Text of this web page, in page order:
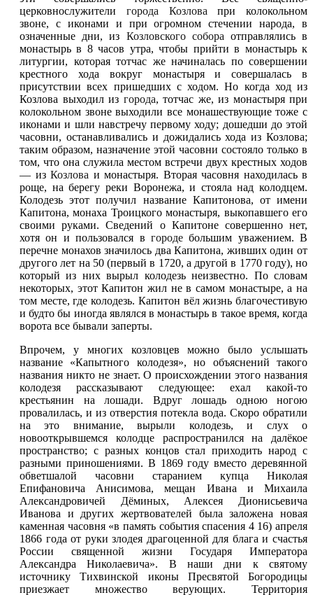
церковнослужители города Козлова при колокольном
звоне, с иконами и при огромном стечении народа, в
означенные дни, из Козловского собора отправлялись в
монастырь в 8 часов утра, чтобы прийти в монастырь к
литургии, которая тотчас же начиналась по совершении
крестного хода вокруг монастыря и совершалась в
присутствии всех пришедших с ходом. Но когда ход из
Козлова выходил из города, тотчас же, из монастыря при
колокольном звоне выходили все монашествующие тоже с
иконами и шли навстречу первому ходу; дошедши до этой
часовни, останавливались и дожидались хода из Козлова;
таким образом, назначение этой часовни состояло только в
том, что она служила местом встречи двух крестных ходов
— из Козлова и монастыря. Вторая часовня находилась в
роще, на берегу реки Воронежа, и стояла над колодцем.
Колодезь этот получил название Капитонова, от имени
Капитона, монаха Троицкого монастыря, выкопавшего его
своими руками. Сведений о Капитоне совершенно нет,
хотя он и пользовался в городебольшим уважением. В
перечне монахов значилось два Капитона, живших один от
другого лет на 50 (первый в 1720, а другой в 1770 году), но
который из них вырыл колодезь неизвестно. По словам
некоторых, этот Капитон жил не в самом монастыре, а на
том месте, где колодезь. Капитон вёл жизнь благочестивую
и будто бы иногда являлся в монастырь в такое время, когда
ворота все бывали заперты.
Впрочем, у многих козловцев можно было услышать
название «Капытного колодезя», но объяснений такого
названия никто не знает. О происхождении этого названия
колодезя рассказывают следующее: ехал какой-то
крестьянин на лошади. Вдруг лошадь одною ногою
провалилась, и из отверстия потекла вода. Скоро обратили
на это внимание, вырыли колодезь, и слух о
новооткрывшемся колодце распространился на далёкое
пространство; с разных концов стал приходить народ с
разными приношениями. В 1869 году вместо деревянной
обветшалой часовни старанием купца Николая
Епифановича Анисимова, мещан Ивана и Михаила
Александровичей Дёминых, Алексея Дионисьевича
Иванова и других жертвователей была заложена новая
каменная часовня «в память события спасения 4 16) апреля
1866 года от руки злодея драгоценной для блага и счастья
России священной жизни Государя Императора
Александра Николаевича». В наши дни к святому
источнику Тихвинской иконы Пресвятой Богородицы
приезжает множество верующих. Территория